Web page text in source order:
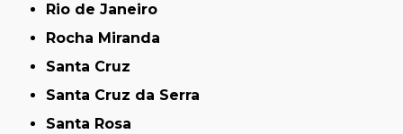
Rio de Janeiro
Rocha Miranda
Santa Cruz
Santa Cruz da Serra
Santa Rosa